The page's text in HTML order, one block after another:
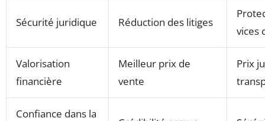
Sécurité juridique Réduction des litiges
vices
Valorisation
financière
Meilleur prix de
vente
Prix
Confiance dans la